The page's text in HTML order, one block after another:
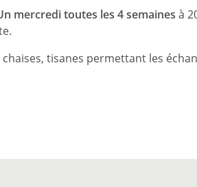
mercredi toutes les 4 semaines à
tisanes permettant les